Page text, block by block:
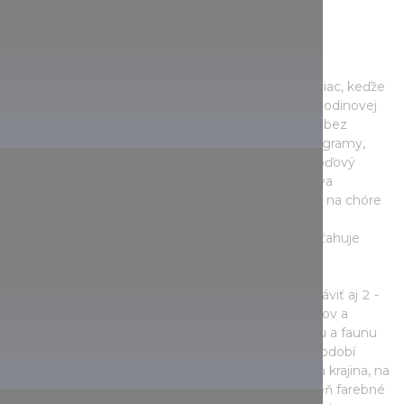
O jeho napínavej histórii sa môžete dozvedieť aj viac, keďže
si kostol môžete pozrieť so sprievodcom. Po polhodinovej
prednáške si môžete barokový interiér prezrieť aj bez
sprievodcu, konajú sa v ňom nie len liturgické programy,
často slúži aj ako miesto konania koncertov. Trojloďový
kostol ponúka úžasný pohľad, nádherné fresky, dva
obrovské organy, vyrezávanú kazateľnicu a lavice na chóre
Arborétum, ktoré pripomína anglickú záhradu, priťahuje
Na kľukatých chodníkoch parku môžete ľahko stráviť aj 2 -
3 hodiny: medzitým pomocou vyložených návodov a
niektorých hravých úloh spoznáte rozmanitú flóru a faunu
parku. Pohľad na arborétum v každom ročnom období
vyráža dych: návštevníkov v zime očarí zasnežená krajina, na
jar kvitnúce rastliny, v lete zelená príroda a na jeseň farebné